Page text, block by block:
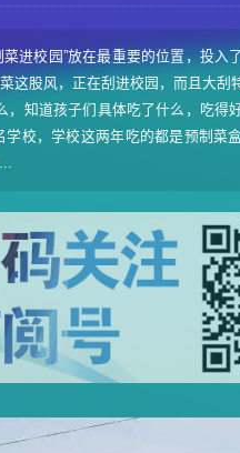
进校园”放在最重要的位置，投入
这股风，正在刮进校园，而且大刮
知道孩子们具体吃了什么，吃得
校，学校这两年吃的都是预制菜